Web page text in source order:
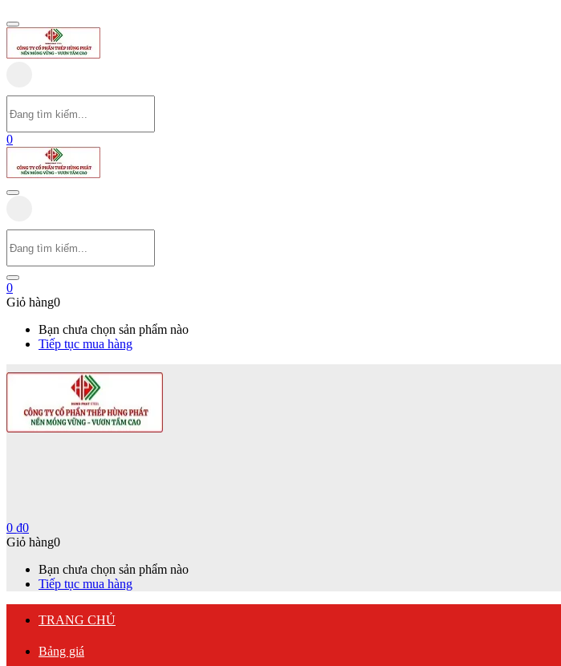
0
0
Giỏ hàng0
Bạn chưa chọn sản phẩm nào
Tiếp tục mua hàng
0 ₫0
Giỏ hàng0
Bạn chưa chọn sản phẩm nào
Tiếp tục mua hàng
TRANG CHỦ
Bảng giá